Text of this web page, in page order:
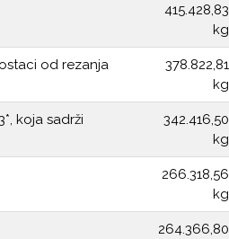
415.428,83
kg
od rezanja
378.822,81
kg
koja sadrži
342.416,50
kg
266.318,56
kg
264.366,80